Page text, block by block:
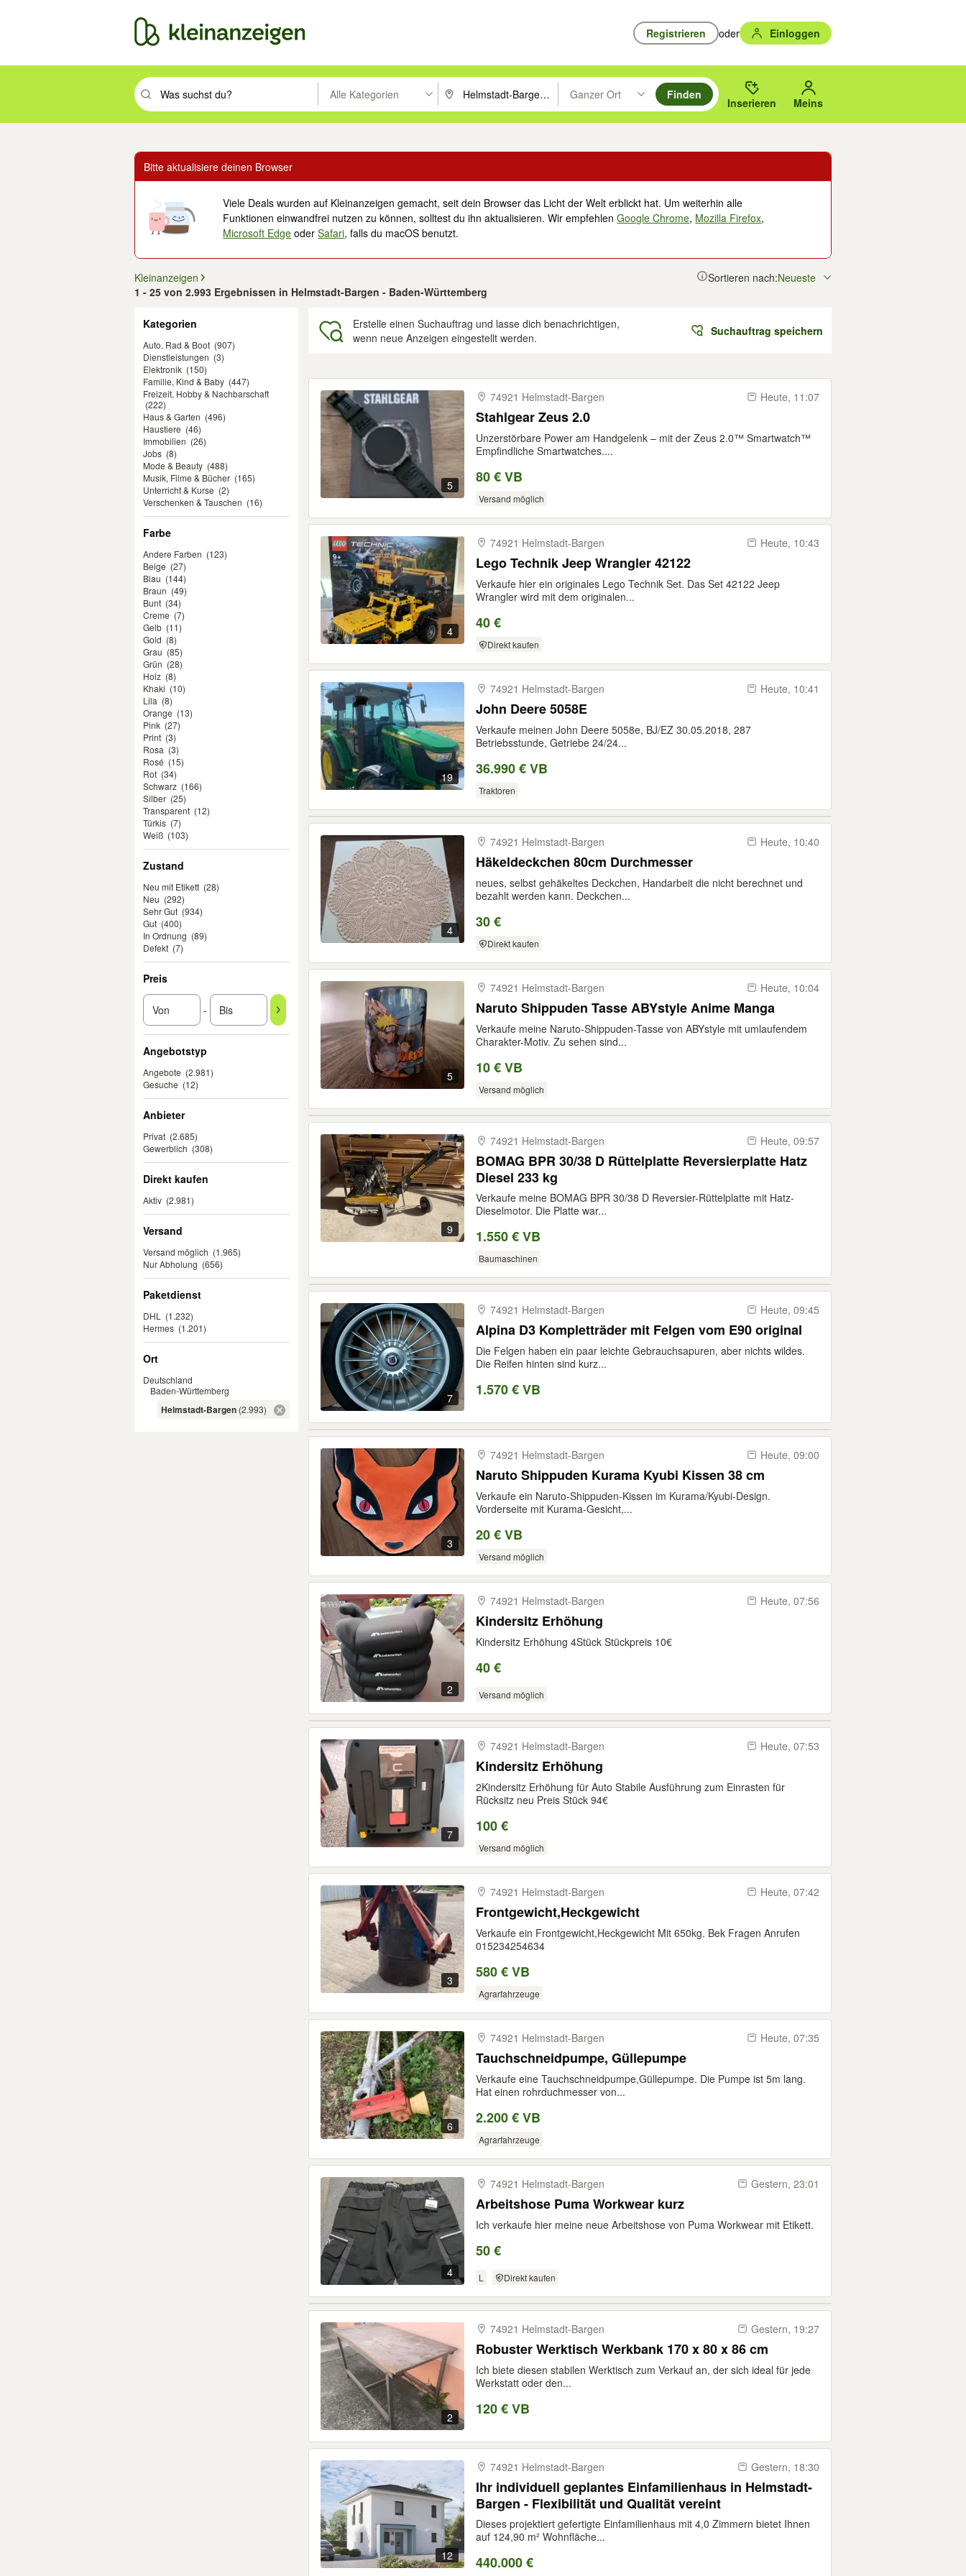
Registrieren oder Einloggen
Suchbegriff eingeben. Eingabetaste drücken um zu suchen, oder Vorschläge mit den Pfeiltasten nach oben/unten durchsuchen und mit Eingabetaste auswählen.
Alle Kategorien PLZ oder Ort eingeben. Eingabetaste drücken um zu suchen, oder Vorschläge mit den Pfeiltasten nach oben/
Ganzer Ort
Suche im Umkreis des gewählten Orts oder PLZ.
Finden
Inserieren Meins
Bitte aktualisiere deinen Browser
Viele Deals wurden auf Kleinanzeigen gemacht, seit dein Browser das Licht der Welt erblickt hat. Um weiterhin alle
Funktionen einwandfrei nutzen zu können, solltest du ihn aktualisieren. Wir empfehlenGoogle Chrome, Mozilla Firefox,
Microsoft Edge oderSafari, falls du macOS benutzt.
Kleinanzeigen
1 - 25 von 2.993 Ergebnissen in Helmstadt-Bargen - Baden-Württemberg
Sortieren nach:Neueste
Kategorien
Auto, Rad & Boot (907)
Dienstleistungen (3)
Elektronik (150)
Familie, Kind & Baby (447)
Freizeit, Hobby & Nachbarschaft
(222)
Haus & Garten (496)
Haustiere (46)
Immobilien (26)
Jobs (8)
Mode & Beauty (488)
Musik, Filme & Bücher (165)
Unterricht & Kurse (2)
Verschenken & Tauschen (16)
Farbe
Andere Farben (123)
Beige (27)
Blau (144)
Braun (49)
Bunt (34)
Creme (7)
Gelb (11)
Gold (8)
Grau (85)
Grün (28)
Holz (8)
Khaki (10)
Lila (8)
Orange (13)
Pink (27)
Print (3)
Rosa (3)
Rosé (15)
Rot (34)
Schwarz (166)
Silber (25)
Transparent (12)
Türkis (7)
Weiß (103)
Zustand
Neu mit Etikett (28)
Neu (292)
Sehr Gut (934)
Gut (400)
In Ordnung (89)
Defekt (7)
Preis
-
Angebotstyp
Angebote (2.981)
Gesuche (12)
Anbieter
Privat (2.685)
Gewerblich (308)
Direkt kaufen
Aktiv (2.981)
Versand
Versand möglich (1.965)
Nur Abholung (656)
Paketdienst
DHL
(1.232)
Hermes (1.201)
Ort
Deutschland
Baden-Württemberg
Helmstadt-Bargen (2.993)
Erstelle einen Suchauftrag und lasse dich benachrichtigen,
wenn neue Anzeigen eingestellt werden.
Suchauftrag speichern
5
74921 Helmstadt-​Bargen Heute, 11:07
Stahlgear Zeus 2.0
Unzerstörbare Power am Handgelenk – mit der Zeus 2.0™ Smartwatch™
Empfindliche Smartwatches....
80 € VB
Versand möglich
4
74921 Helmstadt-​Bargen Heute, 10:43
Lego Technik Jeep Wrangler 42122
Verkaufe hier ein originales Lego Technik Set. Das Set 42122 Jeep
Wrangler wird mit dem originalen...
40 €
Direkt kaufen
19
74921 Helmstadt-​Bargen Heute, 10:41
John Deere 5058E
Verkaufe meinen John Deere 5058e, BJ/EZ 30.05.2018, 287
Betriebsstunde, Getriebe 24/24...
36.990 € VB
Traktoren
4
74921 Helmstadt-​Bargen Heute, 10:40
Häkeldeckchen 80cm Durchmesser
neues, selbst gehäkeltes Deckchen, Handarbeit die nicht berechnet und
bezahlt werden kann. Deckchen...
30 €
Direkt kaufen
5
74921 Helmstadt-​Bargen Heute, 10:04
Naruto Shippuden Tasse ABYstyle Anime Manga
Verkaufe meine Naruto-Shippuden-Tasse von ABYstyle mit umlaufendem
Charakter-Motiv. Zu sehen sind...
10 € VB
Versand möglich
9
74921 Helmstadt-​Bargen Heute, 09:57
BOMAG BPR 30/38 D Rüttelplatte Reversierplatte Hatz
Diesel 233 kg
Verkaufe meine BOMAG BPR 30/38 D Reversier-Rüttelplatte mit Hatz-
Dieselmotor. Die Platte war...
1.550 € VB
Baumaschinen
7
74921 Helmstadt-​Bargen Heute, 09:45
Alpina D3 Kompletträder mit Felgen vom E90 original
Die Felgen haben ein paar leichte Gebrauchsapuren, aber nichts wildes.
Die Reifen hinten sind kurz...
1.570 € VB
3
74921 Helmstadt-​Bargen Heute, 09:00
Naruto Shippuden Kurama Kyubi Kissen 38 cm
Verkaufe ein Naruto-Shippuden-Kissen im Kurama/Kyubi-Design.
Vorderseite mit Kurama-Gesicht,...
20 € VB
Versand möglich
2
74921 Helmstadt-​Bargen Heute, 07:56
Kindersitz Erhöhung
Kindersitz Erhöhung 4Stück Stückpreis 10€
40 €
Versand möglich
7
74921 Helmstadt-​Bargen Heute, 07:53
Kindersitz Erhöhung
2Kindersitz Erhöhung für Auto Stabile Ausführung zum Einrasten für
Rücksitz neu Preis Stück 94€
100 €
Versand möglich
3
74921 Helmstadt-​Bargen Heute, 07:42
Frontgewicht,Heckgewicht
Verkaufe ein Frontgewicht,Heckgewicht Mit 650kg. Bek Fragen Anrufen
015234254634
580 € VB
Agrarfahrzeuge
6
74921 Helmstadt-​Bargen Heute, 07:35
Tauchschneidpumpe, Güllepumpe
Verkaufe eine Tauchschneidpumpe,Güllepumpe. Die Pumpe ist 5m lang.
Hat einen rohrduchmesser von...
2.200 € VB
Agrarfahrzeuge
4
74921 Helmstadt-​Bargen Gestern, 23:01
Arbeitshose Puma Workwear kurz
Ich verkaufe hier meine neue Arbeitshose von Puma Workwear mit Etikett.
50 €
L Direkt kaufen
2
74921 Helmstadt-​Bargen Gestern, 19:27
Robuster Werktisch Werkbank 170 x 80 x 86 cm
Ich biete diesen stabilen Werktisch zum Verkauf an, der sich ideal für jede
Werkstatt oder den...
120 € VB
12
74921 Helmstadt-​Bargen Gestern, 18:30
Ihr individuell geplantes Einfamilienhaus in Helmstadt-
Bargen - Flexibilität und Qualität vereint
Dieses projektiert gefertigte Einfamilienhaus mit 4,0 Zimmern bietet Ihnen
auf 124,90 m² Wohnfläche...
440.000 €